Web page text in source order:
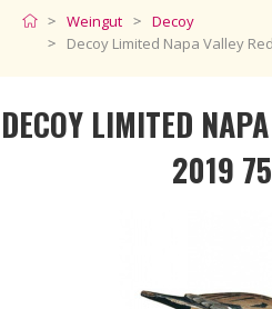
Weingut
Decoy
Decoy Limited Napa Valley
DECOY LIMITED
2019